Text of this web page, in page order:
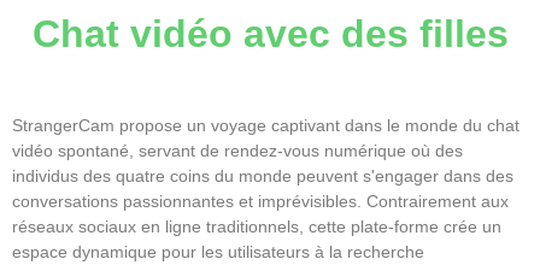
Chat vidéo avec des filles
StrangerCam propose un voyage captivant dans le monde du chat
vidéo spontané, servant de rendez-vous numérique où des
individus des quatre coins du monde peuvent s'engager dans des
conversations passionnantes et imprévisibles. Contrairement aux
réseaux sociaux en ligne traditionnels, cette plate-forme crée un
espace dynamique pour les utilisateurs à la recherche